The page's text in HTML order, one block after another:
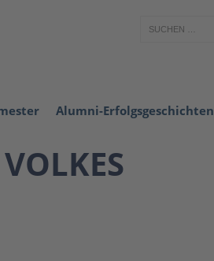
Alumni-Erfolgsgeschichten